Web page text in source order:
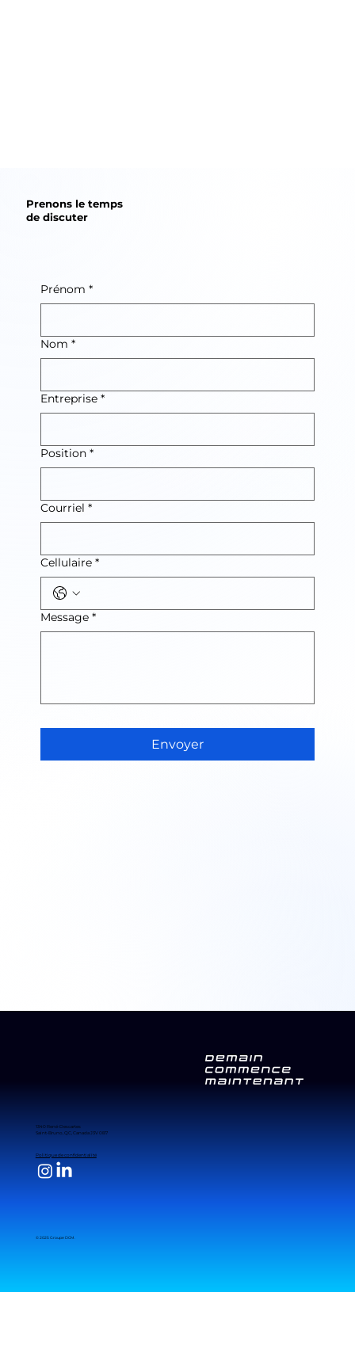
Prenons le temps
de discuter
Prénom *
Nom *
Entreprise *
Position *
Courriel *
Cellulaire *
Message *
Envoyer
1340 René-Descartes
Saint-Bruno, QC, Canada J3V 0B7
Politique de confidentialité
© 2025 Groupe DCM.